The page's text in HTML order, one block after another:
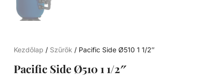
Kezdőlap / Szűrők / Pacific Side Ø510 1 1/2″
Pacific Side Ø510 1 1/2″